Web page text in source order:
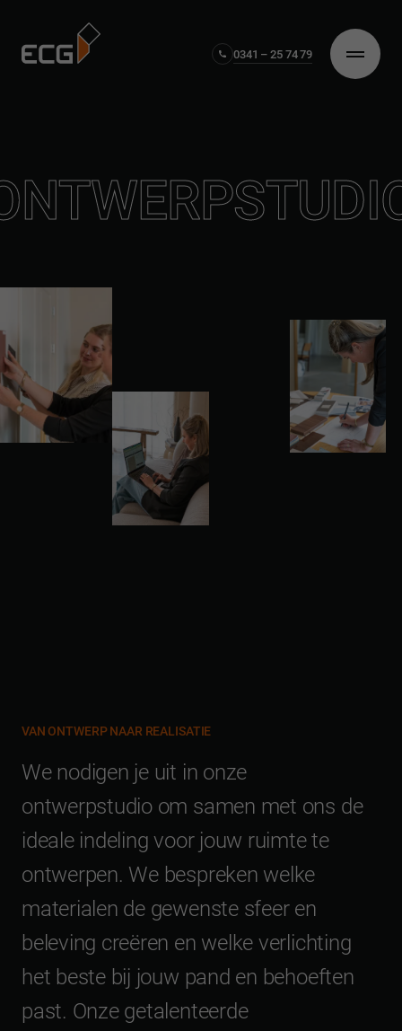
0341 – 25 74 79
VAN ONTWERP NAAR REALISATIE
We nodigen je uit in onze
ontwerpstudio om samen met ons de
idea e indel ing voor jouw ruimte te
ontwerpen. We bespreken wel ke
materia en de gewenste sfeer en
beleving creëren en wel ke ver ichting
het beste bij jouw pand en behoeften
past. Onze geta enteerde